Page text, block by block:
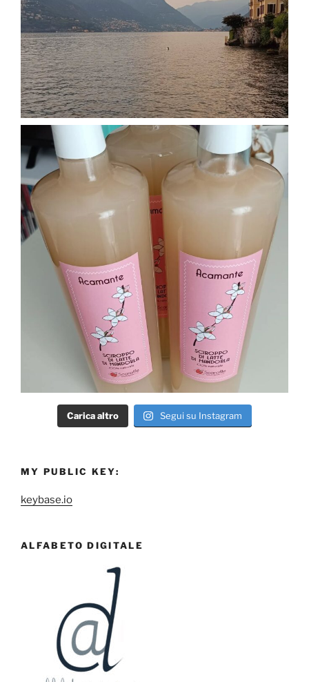
Carica altro Segui su Instagram
MY PUBLIC KEY:
keybase.io
ALFABETO DIGITALE